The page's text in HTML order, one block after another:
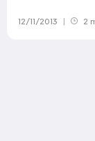
12/11/2013 2